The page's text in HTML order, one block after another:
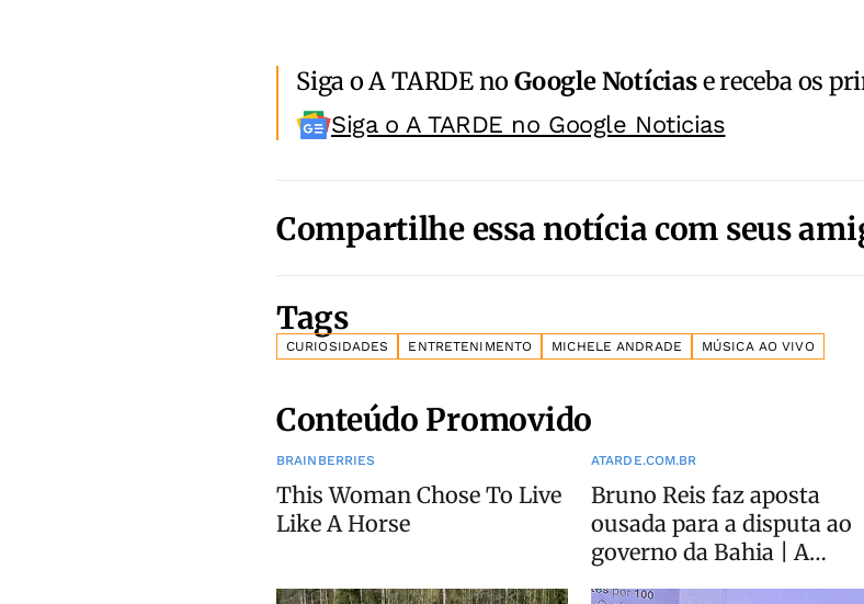
Siga o A TARDE noGoogle Notíciase receba os
Siga o A TARDE no Google Noticias
Compartilhe essa notícia com seus
Tags
CURIOSIDADES ENTRETENIMENTO MICHELE ANDRADE MÚSICA AO VIVO